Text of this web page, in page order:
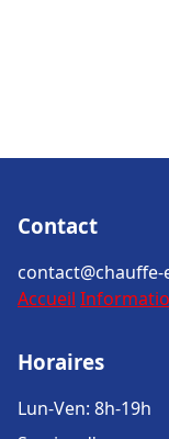
Contact
Accueil
Horaires
Lun-Ven: 8h-19h